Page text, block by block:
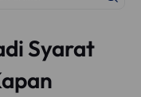
Syarat